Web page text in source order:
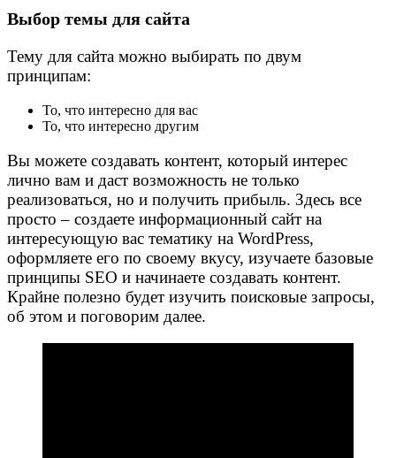
Выбор темы для сайта
Тему для сайта можно выбирать по двум
принципам:
То, что интересно для вас
То, что интересно другим
Вы можете создавать контент, который интерес
лично вам и даст возможность не только
реализоваться, но и получить прибыль. Здесь все
просто – создаете информационный сайт на
интересующую вас тематику на WordPress,
оформляете его по своему вкусу, изучаете базовые
принципы SEO и начинаете создавать контент.
Крайне полезно будет изучить поисковые запросы,
об этом и поговорим далее.